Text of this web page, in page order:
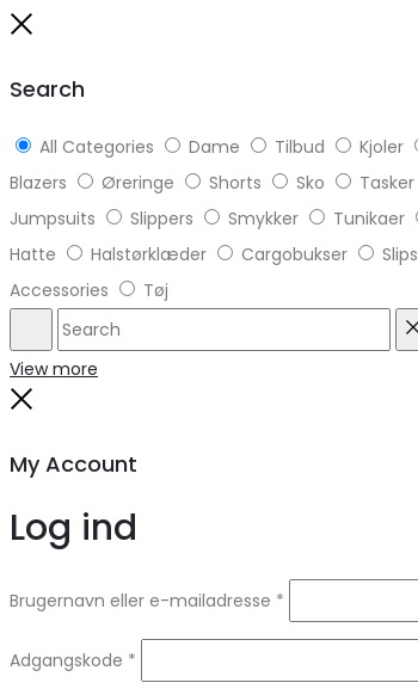
Search
All Categories Dame Tilbud Kjoler
Blazers
Øreringe Shorts Sko Tasker
Jumpsuits
Slippers Smykker Tunikaer
Hatte
Halstørklæder Cargobukser Slips
Accessories
Tøj
Search
View more
My Account
Log ind
Brugernavn eller e-mailadresse *
Adgangskode *